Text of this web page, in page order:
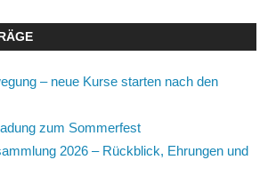
– neue Kurse starten nach den
zum Sommerfest
2026 – Rückblick, Ehrungen und